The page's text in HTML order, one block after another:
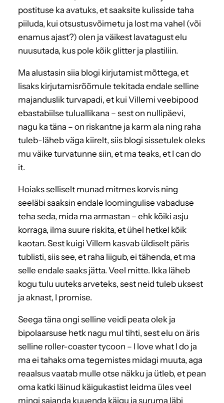
postituse ka avatuks, et saaksite kulisside taha
piiluda, kui otsustusvõimetu ja lost ma vahel (või
enamus ajast?) olen ja väikest lavatagust elu
nuusutada, kus pole kõik glitter ja plastiliin.
Ma alustasin siia blogi kirjutamist mõttega, et
lisaks kirjutamisrõõmule tekitada endale selline
majanduslik turvapadi, et kui Villemi veebipood
ebastabiilse tuluallikana – sest on nullipäevi,
nagu ka täna – on riskantne ja karm ala ning raha
tuleb-läheb väga kiirelt, siis blogi sissetulek oleks
mu väike turvatunne siin, et ma teaks, et I can do
it.
Hoiaks selliselt munad mitmes korvis ning
seeläbi saaksin endale loomingulise vabaduse
teha seda, mida ma armastan – ehk kõiki asju
korraga, ilma suure riskita, et ühel hetkel kõik
kaotan. Sest kuigi Villem kasvab üldiselt päris
tublisti, siis see, et raha liigub, ei tähenda, et ma
selle endale saaks jätta. Veel mitte. Ikka läheb
kogu tulu uuteks arveteks, sest neid tuleb uksest
ja aknast, I promise.
Seega täna ongi selline veidi peata olek ja
bipolaarsuse hetk nagu mul tihti, sest elu on äris
selline roller-coaster tycoon – I love what I do ja
ma ei tahaks oma tegemistes midagi muuta, aga
reaalsus vaatab mulle otse näkku ja ütleb, et pean
oma katki läinud käigukastist leidma üles veel
mingi sajanda kuuenda käigu ja suruma läbi